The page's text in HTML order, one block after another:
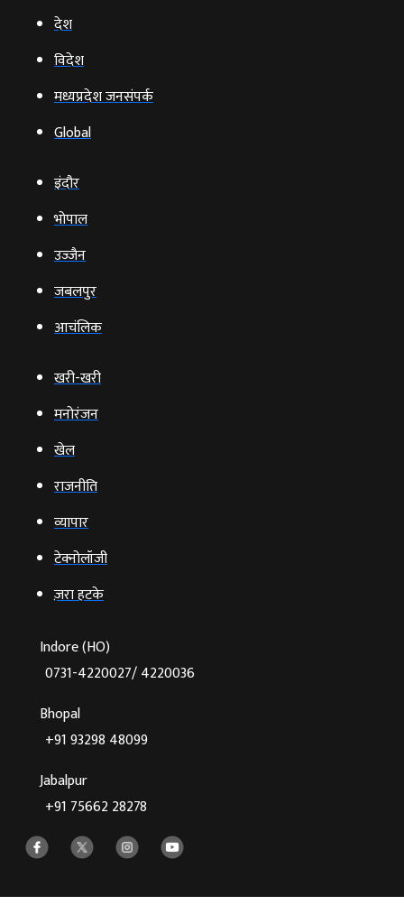
देश
विदेश
मध्यप्रदेश जनसंपर्क
Global
इंदौर
भोपाल
उज्‍जैन
जबलपुर
आचंलिक
खरी-खरी
मनोरंजन
खेल
राजनीति
व्‍यापार
टेक्‍नोलॉजी
ज़रा हटके
Indore (HO)
0731-4220027/ 4220036
Bhopal
+91 93298 48099
Jabalpur
+91 75662 28278